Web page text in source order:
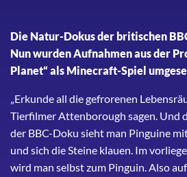
Die Natur-Dokus der britischen
Nun wurden Aufnahmen aus der
Planet“ als Minecraft-Spiel
„Erkunde all die gefrorenen
Tierfilmer Attenborough sagen. Und
der BBC-Doku sieht man Pinguine
und sich die Steine klauen. Im
wird man selbst zum Pinguin. Also